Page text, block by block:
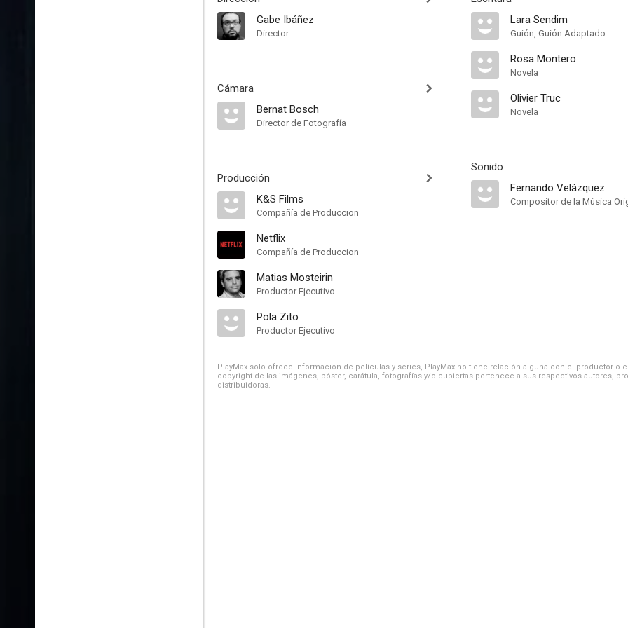
Gabe Ibáñez
Director
Cámara
Bernat Bosch
Director de Fotografía
Producción
K&S Films
Compañía de Produccion
Netflix
Compañía de Produccion
Matias Mosteirin
Productor Ejecutivo
Pola Zito
Productor Ejecutivo
Lara Sendim
Guión, Guión Adaptado
Rosa Montero
Novela
Olivier Truc
Novela
Sonido
Fernando Velázquez
Compositor de la Música
PlayMax solo ofrece información de películas y series, PlayMax no tiene relación alguna con el productor o
copyright de las imágenes, póster, carátula, fotografías y/o cubiertas pertenece a sus respectivos autores,
distribuidoras.